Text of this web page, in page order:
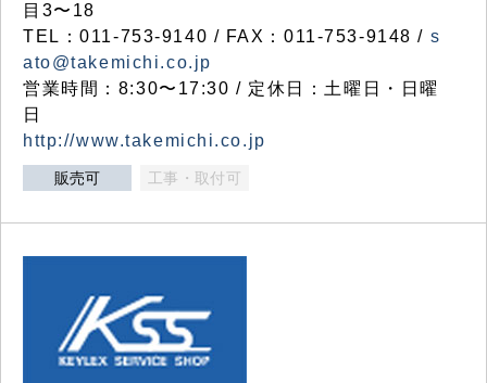
目3〜18
TEL：011-753-9140 / FAX：011-753-9148 / s
ato@takemichi.co.jp
営業時間：8:30〜17:30 / 定休日：土曜日・日曜
日
http://www.takemichi.co.jp
販売可 工事・取付可